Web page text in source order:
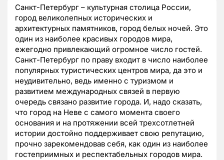
Санкт-Петербург – культурная столица России,
город великолепных исторических и
архитектурных памятников, город белых ночей. Это
один из наиболее красивых городов мира,
ежегодно привлекающий огромное число гостей.
Санкт-Петербург по праву входит в число наиболее
популярных туристических центров мира, да это и
неудивительно, ведь именно с туризмом и
развитием международных связей в первую
очередь связано развитие города. И, надо сказать,
что город на Неве с самого момента своего
основания и на протяжении всей трехсотлетней
истории достойно поддерживает свою репутацию,
прочно зарекомендовав себя, как один из наиболее
гостеприимных и респектабельных городов мира.